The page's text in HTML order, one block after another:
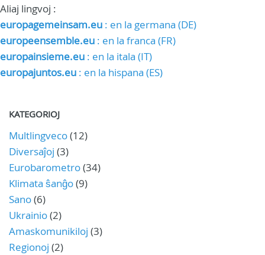
Aliaj lingvoj :
europagemeinsam.eu : en la germana (DE)
europeensemble.eu : en la franca (FR)
europainsieme.eu : en la itala (IT)
europajuntos.eu : en la hispana (ES)
KATEGORIOJ
Multlingveco(12)
Diversaĵoj (3)
Eurobarometro(34)
Klimata ŝanĝo(9)
Sano(6)
Ukrainio(2)
Amaskomunikiloj (3)
Regionoj (2)